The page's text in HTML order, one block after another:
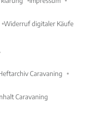
Widerruf digitaler Käufe
Caravaning
Caravaning